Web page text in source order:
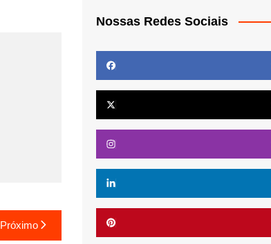
Próximo
Nossas Redes Sociais